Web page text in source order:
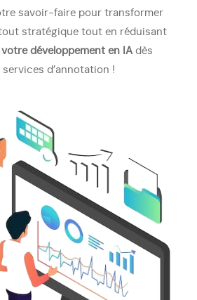
savoir-faire pour transformer
stratégique tout en réduisant
développement en IA dès
d’annotation !